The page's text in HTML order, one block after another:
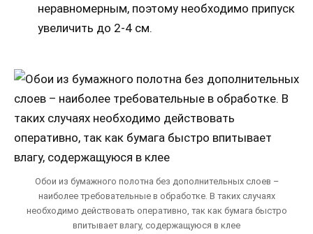
неравномерным, поэтому необходимо припуск
увеличить до 2-4 см.
Обои из бумажного полотна без дополнительных слоев –
наиболее требовательные в обработке. В таких случаях
необходимо действовать оперативно, так как бумага быстро
впитывает влагу, содержащуюся в клее